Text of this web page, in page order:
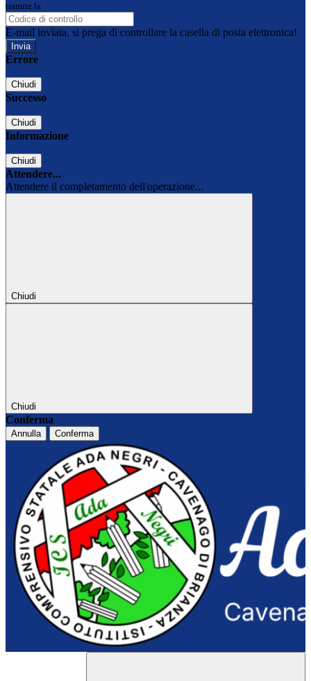
tramite la
E-mail inviata, si prega di controllare la casella di posta elettronica!
Errore
Chiudi
Successo
Chiudi
Informazione
Chiudi
Attendere...
Attendere il completamento dell'operazione...
Chiudi
Chiudi
Conferma
Annulla Conferma